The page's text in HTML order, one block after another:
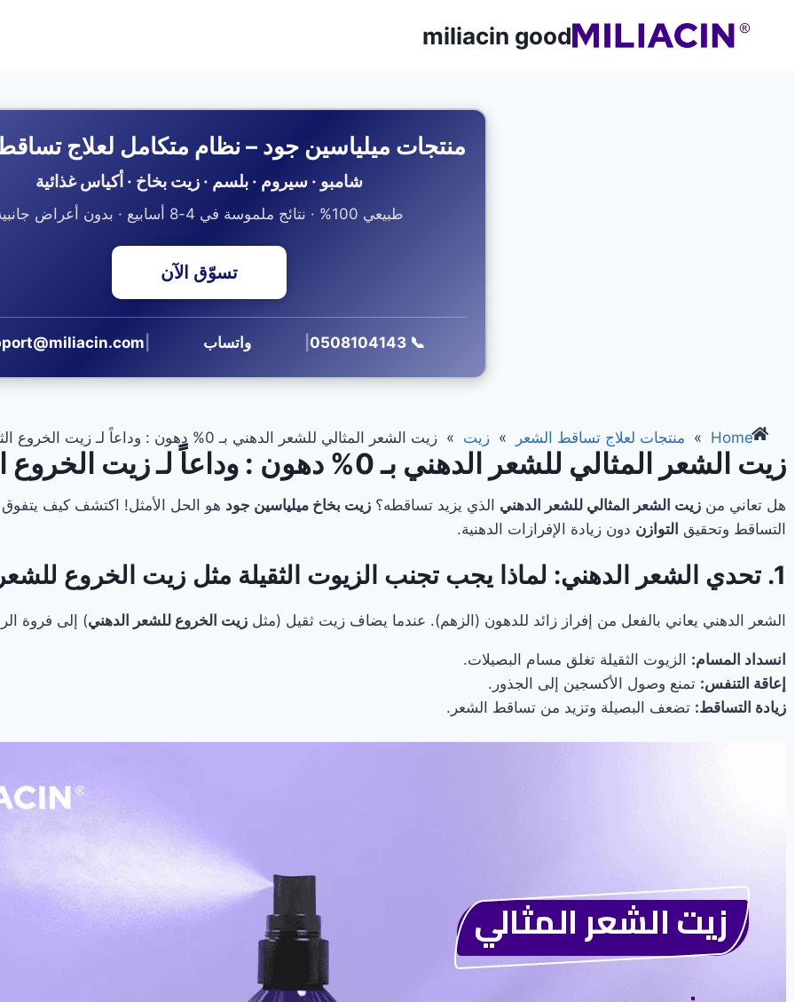
miliacin good
منتجات ميلياسين جود – نظام متكامل لعلاج
شامبو · سيروم · بلسم · زيت بخاخ · أكياس غذائية
طبيعي 100% · نتائج ملموسة في 4-8 أسابيع · بدون أعراض جانبية
تسوّق الآن
📞 0508104143 واتساب
Home
» منتجات لعلاج تساقط الشعر » زيت » زيت الشعر المثالي للشعر الدهني بـ 0% دهون : وداعاً لـ زيت الخروع الثقيل
زيت الشعر المثالي للشعر الدهني بـ 0% دهون : وداعاً لـ زيت الخروع الثقيل
هل تعاني من زيت الشعر المثالي للشعر الدهني الذي يزيد تساقطه؟ زيت بخاخ ميلياسين جود هو الحل الأمثل! اكتشف كيف
التساقط وتحقيق التوازن دون زيادة الإفرازات الدهنية.
1. تحدي الشعر الدهني: لماذا يجب تجنب الزيوت الثقيلة مثل زيت الخروع للشعر الدهني؟
الشعر الدهني يعاني بالفعل من إفراز زائد للدهون (الزهم). عندما يضاف زيت ثقيل (مثل زيت الخروع للشعر الدهني) إلى فروة
انسداد المسام: الزيوت الثقيلة تغلق مسام البصيلات.
إعاقة التنفس: تمنع وصول الأكسجين إلى الجذور.
زيادة التساقط: تضعف البصيلة وتزيد من تساقط الشعر.